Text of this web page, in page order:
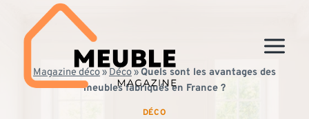
contenu
Magazine déco»Déco» Quels sont les avantages des
meubles fabriqués en France ?
DÉCO